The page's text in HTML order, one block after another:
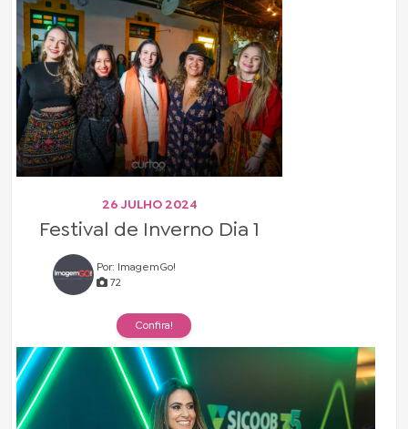
26 JULHO 2024
Festival de Inverno Dia 1
Por: ImagemGo!
72
Confira!